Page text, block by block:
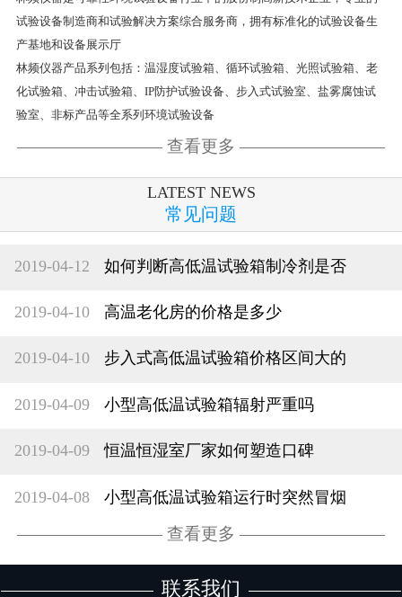
试验设备制造商和试验解决方案综合服务商，拥有标准化的试验设备生
产基地和设备展示厅
林频仪器产品系列包括：温湿度试验箱、循环试验箱、光照试验箱、老
化试验箱、冲击试验箱、IP防护试验设备、步入式试验室、盐雾腐蚀试
验室、非标产品等全系列环境试验设备
查看更多
LATEST NEWS
常见问题
2019-04-12 如何判断高低温试验箱制冷剂是否
2019-04-10 高温老化房的价格是多少
2019-04-10 步入式高低温试验箱价格区间大的
2019-04-09 小型高低温试验箱辐射严重吗
2019-04-09 恒温恒湿室厂家如何塑造口碑
2019-04-08 小型高低温试验箱运行时突然冒烟
查看更多
联系我们